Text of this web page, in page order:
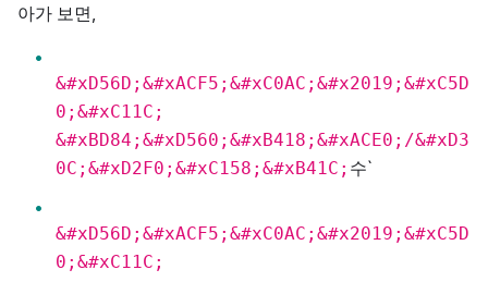
아가 보면,
&#xD56D;&#xACF5;&#xC0AC;&#x2019;&#xC5D
0;&#xC11C;
&#xBD84;&#xD560;&#xB418;&#xACE0;/&#xD3
0C;&#xD2F0;&#xC158;&#xB41C; 수`
&#xD56D;&#xACF5;&#xC0AC;&#x2019;&#xC5D
0;&#xC11C;